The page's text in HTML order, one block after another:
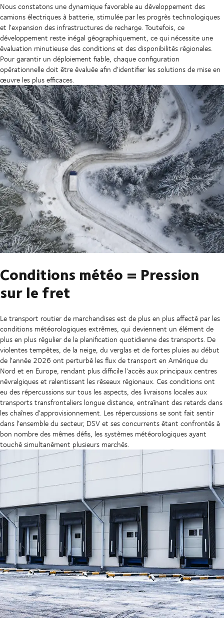
Nous constatons une dynamique favorable au développement des
camions électriques à batterie, stimulée par les progrès technologiques
et l'expansion des infrastructures de recharge. Toutefois, ce
développement reste inégal géographiquement, ce qui nécessite une
évaluation minutieuse des conditions et des disponibilités régionales.
Pour garantir un déploiement fiable, chaque configuration
opérationnelle doit être évaluée afin d'identifier les solutions de mise en
œuvre les plus efficaces.
Conditions météo = Pression
sur le fret
Le transport routier de marchandises est de plus en plus affecté par les
conditions météorologiques extrêmes, qui deviennent un élément de
plus en plus régulier de la planification quotidienne des transports. De
violentes tempêtes, de la neige, du verglas et de fortes pluies au début
de l'année 2026 ont perturbé les flux de transport en Amérique du
Nord et en Europe, rendant plus difficile l'accès aux principaux centres
névralgiques et ralentissant les réseaux régionaux. Ces conditions ont
eu des répercussions sur tous les aspects, des livraisons locales aux
transports transfrontaliers longue distance, entraînant des retards dans
les chaînes d'approvisionnement. Les répercussions se sont fait sentir
dans l'ensemble du secteur, DSV et ses concurrents étant confrontés à
bon nombre des mêmes défis, les systèmes météorologiques ayant
touché simultanément plusieurs marchés.